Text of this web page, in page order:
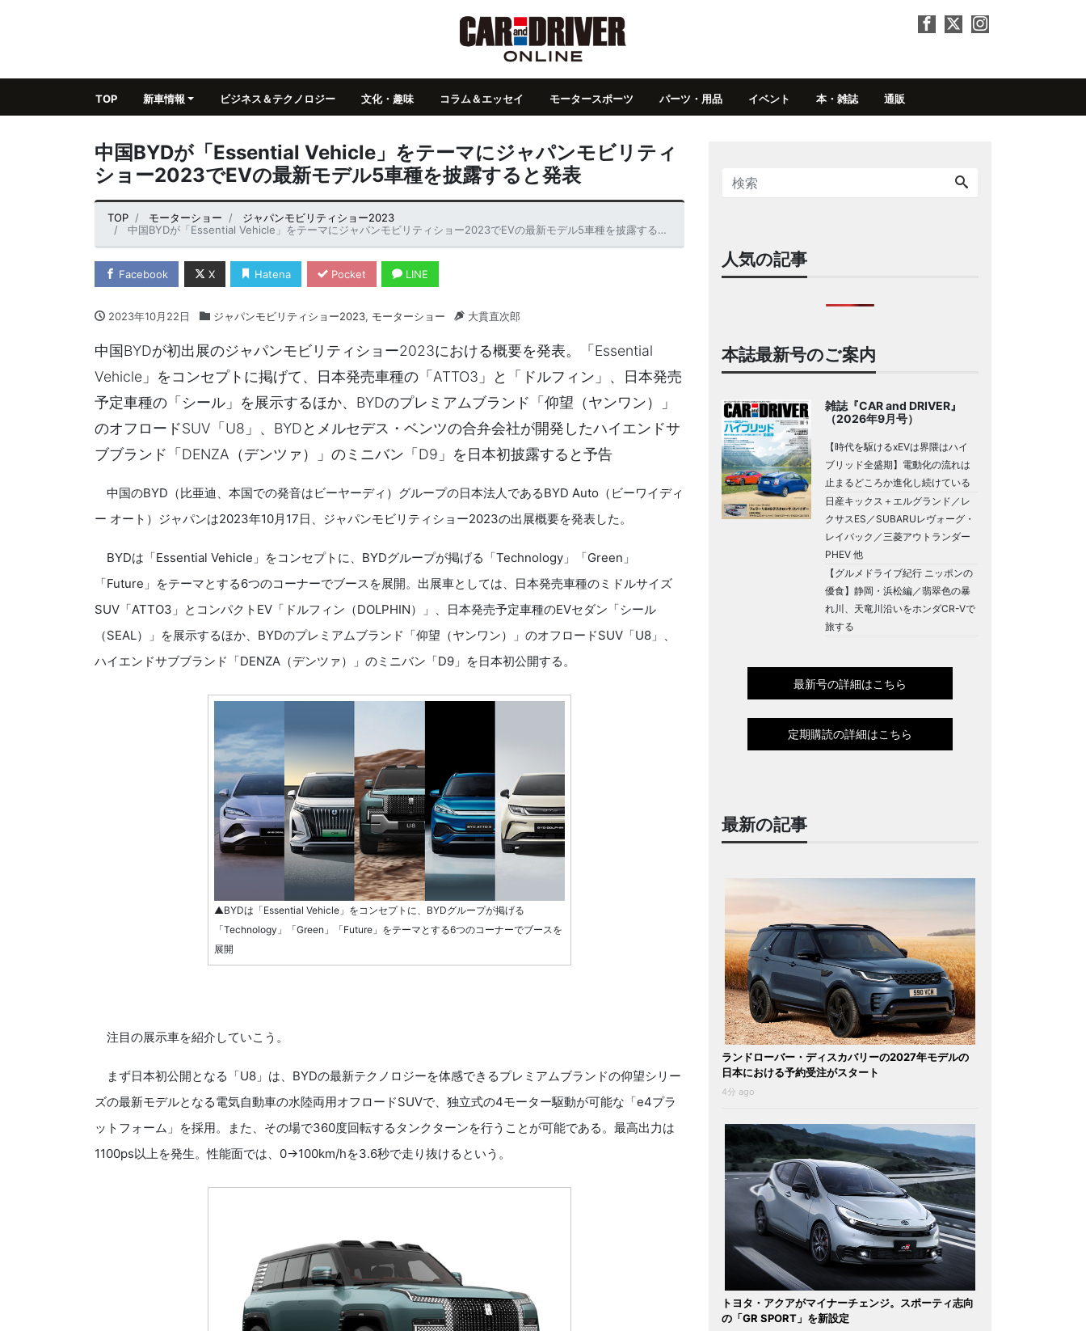
TOP 新車情報 ビジネス＆テクノロジー 文化・趣味 コラム＆エッセイ モータースポーツ パーツ・用品 イベント 本・雑誌 通販
中国BYDが「Essential Vehicle」をテーマにジャパンモビリティ
ショー2023でEVの最新モデル5車種を披露すると発表
TOP モーターショー
ジャパンモビリティショー2023
中国BYDが「Essential Vehicle」をテーマにジャパンモビリティショー2023でEVの最新モデル5車種を披露すると発表
Facebook X Hatena Pocket LINE
2023年10月22日 ジャパンモビリティショー2023, モーターショー 大貫直次郎
中国BYDが初出展のジャパンモビリティショー2023における概要を発表。「Essential
Vehicle」をコンセプトに掲げて、日本発売車種の「ATTO3」と「ドルフィン」、日本発売
予定車種の「シール」を展示するほか、BYDのプレミアムブランド「仰望（ヤンワン）」
のオフロードSUV「U8」、BYDとメルセデス・ベンツの合弁会社が開発したハイエンドサ
ブブランド「DENZA（デンツァ）」のミニバン「D9」を日本初披露すると予告
中国のBYD（比亜迪、本国での発音はビーヤーディ）グループの日本法人であるBYD Auto（ビーワイディ
ー オート）ジャパンは2023年10月17日、ジャパンモビリティショー2023の出展概要を発表した。
BYDは「Essential Vehicle」をコンセプトに、BYDグループが掲げる「Technology」「Green」
「Future」をテーマとする6つのコーナーでブースを展開。出展車としては、日本発売車種のミドルサイズ
SUV「ATTO3」とコンパクトEV「ドルフィン（DOLPHIN）」、日本発売予定車種のEVセダン「シール
（SEAL）」を展示するほか、BYDのプレミアムブランド「仰望（ヤンワン）」のオフロードSUV「U8」、
ハイエンドサブブランド「DENZA（デンツァ）」のミニバン「D9」を日本初公開する。
▲BYDは「Essential Vehicle」をコンセプトに、BYDグループが掲げる
「Technology」「Green」「Future」をテーマとする6つのコーナーでブースを
展開
注目の展示車を紹介していこう。
まず日本初公開となる「U8」は、BYDの最新テクノロジーを体感できるプレミアムブランドの仰望シリー
ズの最新モデルとなる電気自動車の水陸両用オフロードSUVで、独立式の4モーター駆動が可能な「e4プラ
ットフォーム」を採用。また、その場で360度回転するタンクターンを行うことが可能である。最高出力は
1100ps以上を発生。性能面では、0→100km/hを3.6秒で走り抜けるという。
人気の記事
本誌最新号のご案内
雑誌『CAR and DRIVER』
（2026年9月号）
【時代を駆けるxEVは界隈はハイ
ブリッド全盛期】電動化の流れは
止まるどころか進化し続けている
日産キックス＋エルグランド／レ
クサスES／SUBARUレヴォーグ・
レイバック／三菱アウトランダー
PHEV 他
【グルメドライブ紀行 ニッポンの
優食】静岡・浜松編／翡翠色の暴
れ川、天竜川沿いをホンダCR-Vで
旅する
最新号の詳細はこちら
定期購読の詳細はこちら
最新の記事
ランドローバー・ディスカバリーの2027年モデルの
日本における予約受注がスタート
4分 ago
トヨタ・アクアがマイナーチェンジ。スポーティ志向
の「GR SPORT」を新設定